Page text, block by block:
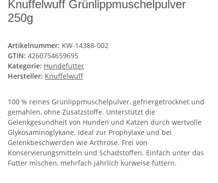
Knuffelwuff Grünlippmuschelpulver
250g
Artikelnummer: KW-14388-002
GTIN: 4260754659695
Kategorie: Hundefutter
Hersteller: Knuffelwuff
100 % reines Grünlippmuschelpulver, gefriergetrocknet und
gemahlen, ohne Zusatzstoffe. Unterstützt die
Gelenkgesundheit von Hunden und Katzen durch wertvolle
Glykosaminoglykane. Ideal zur Prophylaxe und bei
Gelenkbeschwerden wie Arthrose. Frei von
Konservierungsmitteln und Schadstoffen. Einfach unter das
Futter mischen, mehrfach jährlich kurweise füttern.